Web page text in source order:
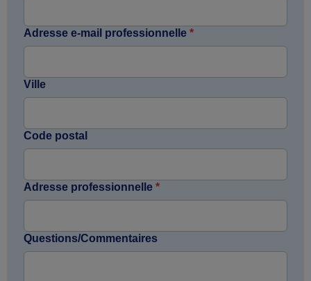
Adresse e-mail professionnelle *
Ville
Code postal
Adresse professionnelle *
Questions/Commentaires